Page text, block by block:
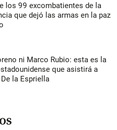
los 99 excombatientes de la
que dejó las armas en la paz
ni Marco Rubio: esta es la
que asistirá a
la Espriella